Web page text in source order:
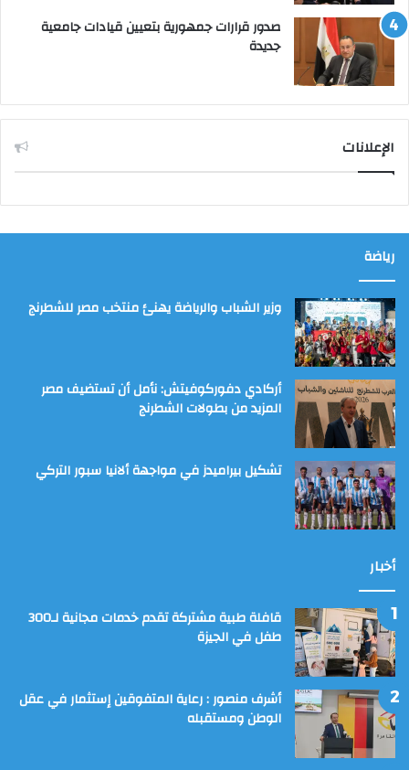
صدور قرارات جمهورية بتعيين قيادات جامعية
جديدة
الإعلانات
رياضة
وزير الشباب والرياضة يهنئ منتخب مصر للشطرنج
أركادي دفوركوفيتش: نأمل أن تستضيف مصر
المزيد من بطولات الشطرنج
تشكيل بيراميدز في مواجهة ألانيا سبور التركي
أخبار
قافلة طبية مشتركة تقدم خدمات مجانية لـ300
طفل في الجيزة
أشرف منصور : رعاية المتفوقين إستثمار في عقل
الوطن ومستقبله